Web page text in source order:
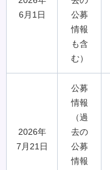
6月1日
公募
情報
も含
む）
2026年
7月21日
公募
情報
（過
去の
公募
情報